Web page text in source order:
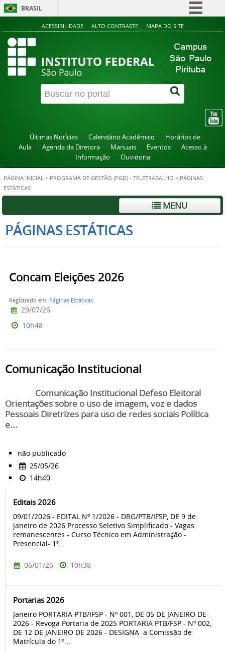
BRASIL
Simplifique!
Participe
Acesso à informação
Legislação
Canais
ACESSIBILIDADE ALTO CONTRASTE MAPA DO SITE
Últimas Notícias Calendário Acadêmico
Horários de
Aula
Agenda da Diretora Manuais Eventos
Acesso à
Informação
Ouvidoria
PÁGINA INICIAL > PROGRAMA DE GESTÃO (PGD) - TELETRABALHO > PÁGINAS
ESTÁTICAS
MENU
PÁGINAS ESTÁTICAS
Concam Eleições 2026
Registrado em: Páginas Estáticas
29/07/26
10h48
Comunicação Institucional
Comunicação Institucional Defeso Eleitoral
Orientações sobre o uso de imagem, voz e dados
Pessoais Diretrizes para uso de redes sociais Política
e...
não publicado
25/05/26
14h40
Editais 2026
09/01/2026 - EDITAL Nº 1/2026 - DRG/PTB/IFSP, DE 9 de
janeiro de 2026 Processo Seletivo Simplificado - Vagas
remanescentes - Curso Técnico em Administração -
Presencial- 1ª...
06/01/26 10h38
Portarias 2026
Janeiro PORTARIA PTB/IFSP - Nº 001, DE 05 DE JANEIRO DE
2026 - Revoga Portaria de 2025 PORTARIA PTB/FSP - Nº 002,
DE 12 DE JANEIRO DE 2026 - DESIGNA a Comissão de
Matrícula do 1º...